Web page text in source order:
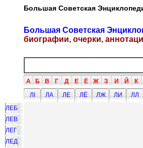
Большая Советская
Большая Советская
биографии, очерки,
А Б В Г Д Е Ё Ж З И Й К
ЛI
ЛА ЛЕ ЛЁ ЛЖ ЛИ ЛЛ
ЛЕБ
ЛЕВ
ЛЕГ
ЛЕД